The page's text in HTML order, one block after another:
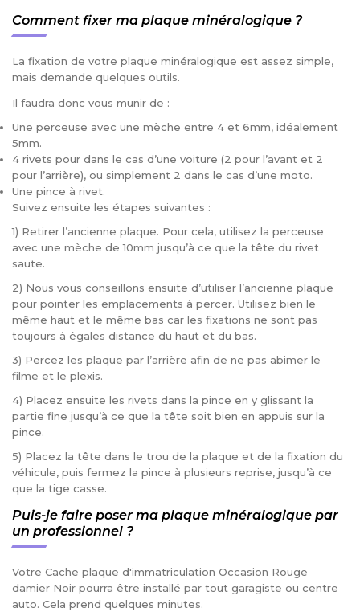
Comment fixer ma plaque minéralogique ?
La fixation de votre plaque minéralogique est assez simple,
mais demande quelques outils.
Il faudra donc vous munir de :
Une perceuse avec une mèche entre 4 et 6mm, idéalement
5mm.
4 rivets pour dans le cas d’une voiture (2 pour l’avant et 2
pour l’arrière), ou simplement 2 dans le cas d’une moto.
Une pince à rivet.
Suivez ensuite les étapes suivantes :
1) Retirer l’ancienne plaque. Pour cela, utilisez la perceuse
avec une mèche de 10mm jusqu’à ce que la tête du rivet
saute.
2) Nous vous conseillons ensuite d’utiliser l’ancienne plaque
pour pointer les emplacements à percer. Utilisez bien le
même haut et le même bas car les fixations ne sont pas
toujours à égales distance du haut et du bas.
3) Percez les plaque par l’arrière afin de ne pas abimer le
filme et le plexis.
4) Placez ensuite les rivets dans la pince en y glissant la
partie fine jusqu’à ce que la tête soit bien en appuis sur la
pince.
5) Placez la tête dans le trou de la plaque et de la fixation du
véhicule, puis fermez la pince à plusieurs reprise, jusqu’à ce
que la tige casse.
Puis-je faire poser ma plaque minéralogique par
un professionnel ?
Votre Cache plaque d'immatriculation Occasion Rouge
damier Noir pourra être installé par tout garagiste ou centre
auto. Cela prend quelques minutes.